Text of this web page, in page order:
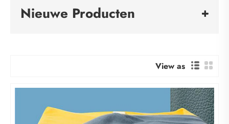
Nieuwe Producten
View as